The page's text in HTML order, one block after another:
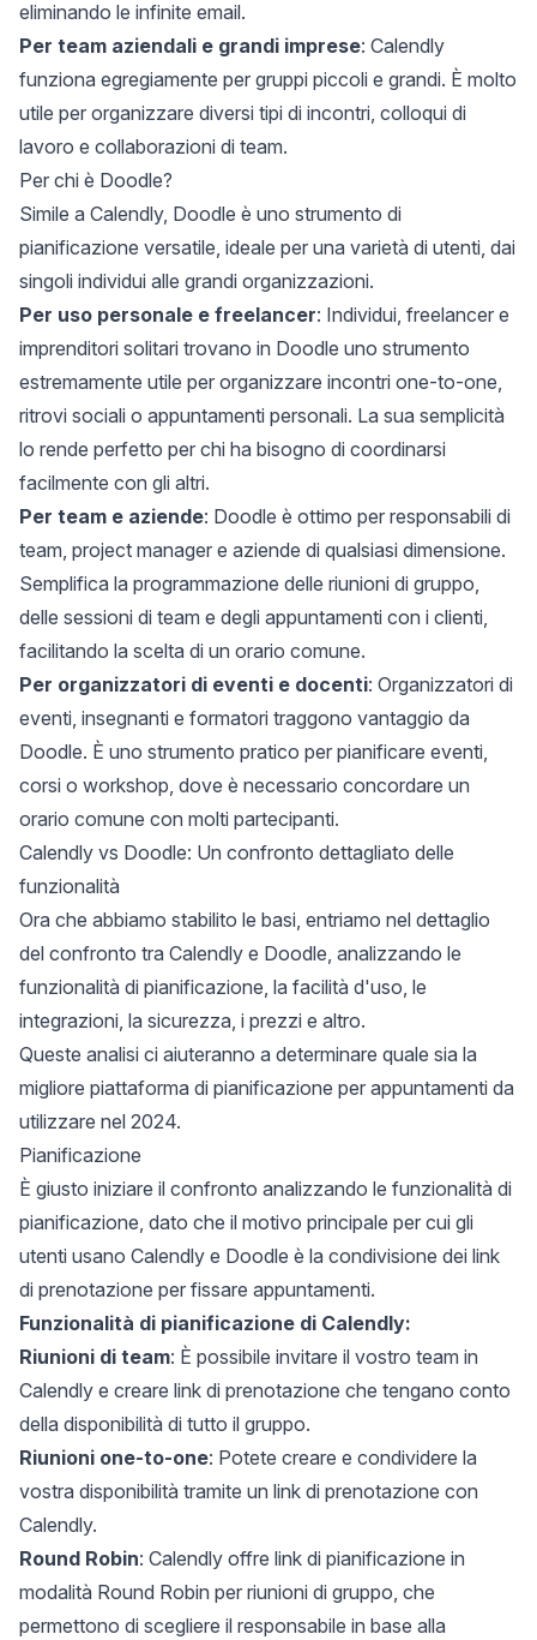
eliminando le infinite email.
Per team aziendali e grandi imprese: Calendly
funziona egregiamente per gruppi piccoli e grandi. È molto
utile per organizzare diversi tipi di incontri, colloqui di
lavoro e collaborazioni di team.
Per chi è Doodle?
Simile a Calendly, Doodle è uno strumento di
pianificazione versatile, ideale per una varietà di utenti, dai
singoli individui alle grandi organizzazioni.
Per uso personale e freelancer: Individui, freelancer e
imprenditori solitari trovano in Doodle uno strumento
estremamente utile per organizzare incontri one-to-one,
ritrovi sociali o appuntamenti personali. La sua semplicità
lo rende perfetto per chi ha bisogno di coordinarsi
facilmente con gli altri.
Per team e aziende: Doodle è ottimo per responsabili di
team, project manager e aziende di qualsiasi dimensione.
Semplifica la programmazione delle riunioni di gruppo,
delle sessioni di team e degli appuntamenti con i clienti,
facilitando la scelta di un orario comune.
Per organizzatori di eventi e docenti: Organizzatori di
eventi, insegnanti e formatori traggono vantaggio da
Doodle. È uno strumento pratico per pianificare eventi,
corsi o workshop, dove è necessario concordare un
orario comune con molti partecipanti.
Calendly vs Doodle: Un confronto dettagliato delle
funzionalità
Ora che abbiamo stabilito le basi, entriamo nel dettaglio
del confronto tra Calendly e Doodle, analizzando le
funzionalità di pianificazione, la facilità d'uso, le
integrazioni, la sicurezza, i prezzi e altro.
Queste analisi ci aiuteranno a determinare quale sia la
migliore piattaforma di pianificazione per appuntamenti da
utilizzare nel 2024.
Pianificazione
È giusto iniziare il confronto analizzando le funzionalità di
pianificazione, dato che il motivo principale per cui gli
utenti usano Calendly e Doodle è la condivisione dei link
di prenotazione per fissare appuntamenti.
Funzionalità di pianificazione di Calendly:
Riunioni di team: È possibile invitare il vostro team in
Calendly e creare link di prenotazione che tengano conto
della disponibilità di tutto il gruppo.
Riunioni one-to-one: Potete creare e condividere la
vostra disponibilità tramite un link di prenotazione con
Calendly.
Round Robin: Calendly offre link di pianificazione in
modalità Round Robin per riunioni di gruppo, che
permettono di scegliere il responsabile in base alla